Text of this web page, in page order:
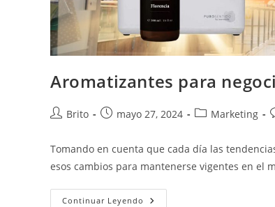
Aromatizantes para
Brito mayo 27, 2024 Marketing
Tomando en cuenta que cada día las
esos cambios para mantenerse vigentes en el
Continuar Leyendo